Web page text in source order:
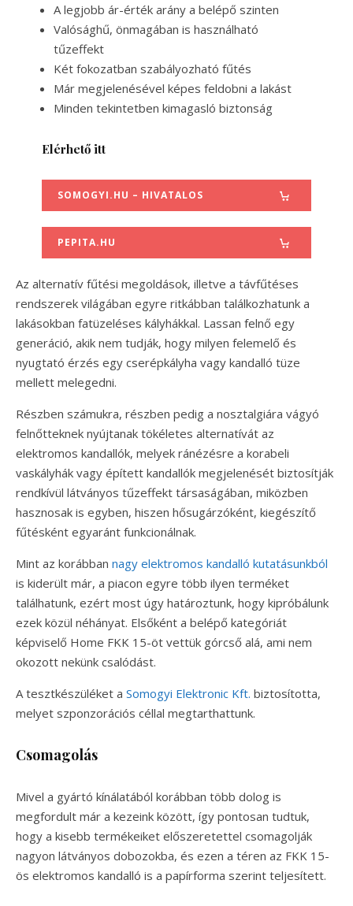
A legjobb ár-érték arány a belépő szinten
Valósághű, önmagában is használható
tűzeffekt
Két fokozatban szabályozható fűtés
Már megjelenésével képes feldobni a lakást
Minden tekintetben kimagasló biztonság
Elérhető itt
SOMOGYI.HU – HIVATALOS
PEPITA.HU
Az alternatív fűtési megoldások, illetve a távfűtéses
rendszerek világában egyre ritkábban találkozhatunk a
lakásokban fatüzeléses kályhákkal. Lassan felnő egy
generáció, akik nem tudják, hogy milyen felemelő és
nyugtató érzés egy cserépkályha vagy kandalló tüze
mellett melegedni.
Részben számukra, részben pedig a nosztalgiára vágyó
felnőtteknek nyújtanak tökéletes alternatívát az
elektromos kandallók, melyek ránézésre a korabeli
vaskályhák vagy épített kandallók megjelenését biztosítják
rendkívül látványos tűzeffekt társaságában, miközben
hasznosak is egyben, hiszen hősugárzóként, kiegészítő
fűtésként egyaránt funkcionálnak.
Mint az korábban nagy elektromos kandalló kutatásunkból
is kiderült már, a piacon egyre több ilyen terméket
találhatunk, ezért most úgy határoztunk, hogy kipróbálunk
ezek közül néhányat. Elsőként a belépő kategóriát
képviselő Home FKK 15-öt vettük górcső alá, ami nem
okozott nekünk csalódást.
A tesztkészüléket a Somogyi Elektronic Kft. biztosította,
melyet szponzorációs céllal megtarthattunk.
Csomagolás
Mivel a gyártó kínálatából korábban több dolog is
megfordult már a kezeink között, így pontosan tudtuk,
hogy a kisebb termékeiket előszeretettel csomagolják
nagyon látványos dobozokba, és ezen a téren az FKK 15-
ös elektromos kandalló is a papírforma szerint teljesített.